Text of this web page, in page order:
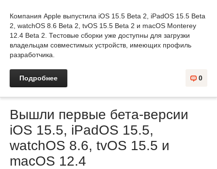
Компания Apple выпустила iOS 15.5 Beta 2, iPadOS 15.5 Beta
2, watchOS 8.6 Beta 2, tvOS 15.5 Beta 2 и macOS Monterey
12.4 Beta 2. Тестовые сборки уже доступны для загрузки
владельцам совместимых устройств, имеющих профиль
разработчика.
Подробнее 0
Вышли первые бета-версии
iOS 15.5, iPadOS 15.5,
watchOS 8.6, tvOS 15.5 и
macOS 12.4